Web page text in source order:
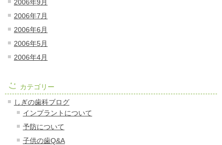
2006年9月
2006年7月
2006年6月
2006年5月
2006年4月
カテゴリー
しぎの歯科ブログ
インプラントについて
予防について
子供の歯Q&A